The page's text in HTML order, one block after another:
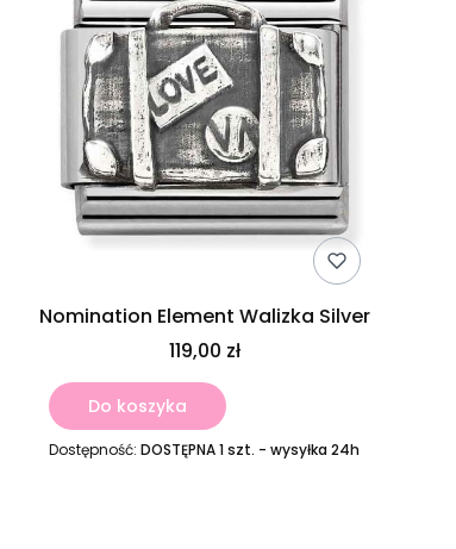
Nomination Element Walizka Silver
119,00 zł
Do koszyka
Dostępność:DOSTĘPNA 1 szt. - wysyłka 24h